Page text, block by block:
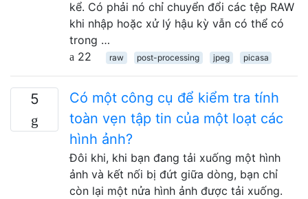
kể. Có phải nó chỉ chuyển đổi các tệp RAW
khi nhập hoặc xử lý hậu kỳ vẫn có thể có
trong …
22
raw post-processing jpeg picasa
5
Có một công cụ để kiểm tra tính
toàn vẹn tập tin của một loạt các
hình ảnh?
Đôi khi, khi bạn đang tải xuống một hình
ảnh và kết nối bị đứt giữa dòng, bạn chỉ
còn lại một nửa hình ảnh được tải xuống.